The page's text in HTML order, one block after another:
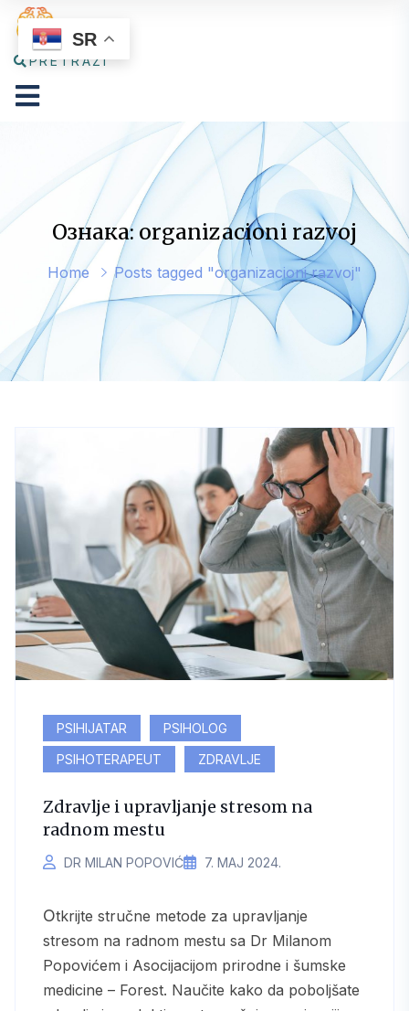
PRETRAŽI
Ознака: organizacioni razvoj
Home Posts tagged "organizacioni razvoj"
PSIHIJATAR
PSIHOLOG
PSIHOTERAPEUT
ZDRAVLJE
Zdravlje i upravljanje stresom na
radnom mestu
DR MILAN POPOVIĆ 7. МАЈ 2024.
Otkrijte stručne metode za upravljanje
stresom na radnom mestu sa Dr Milanom
Popovićem i Asocijacijom prirodne i šumske
medicine – Forest. Naučite kako da poboljšate
SR